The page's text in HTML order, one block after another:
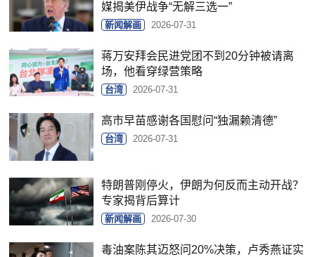
媒揭美伊战争“无解三选一”
新闻解画 2026-07-31
蒋万安拜会民进党团不到20分钟被请离
场，他看穿绿营策略
台湾 2026-07-31
高市早苗感谢各国慰问“独漏赖清德”
台湾 2026-07-31
特朗普刚停火，伊朗为何反而主动开战？
专家揭背后算计
新闻解画 2026-07-30
毒油案陈其迈怒问20%决策，卢秀燕证实